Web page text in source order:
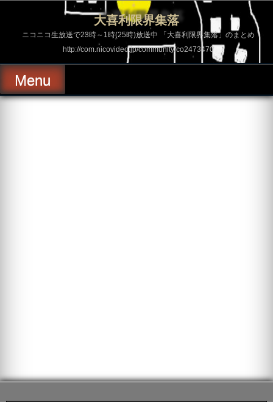
ス
ッ
プ
大喜利限界集落
ニコニコ生放送で23時～1時(25時)放送中 「大喜利限界集落」のまとめ
http://com.nicovideo.jp/community/co2473470
Menu